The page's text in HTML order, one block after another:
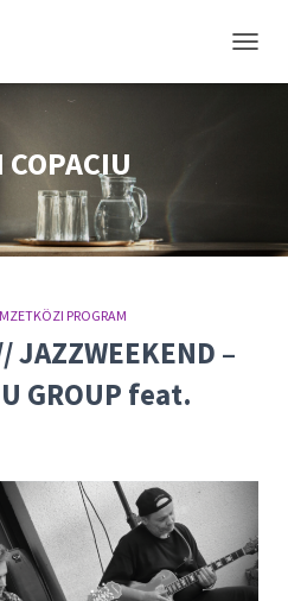
PROGRAM
–
GROUP feat.